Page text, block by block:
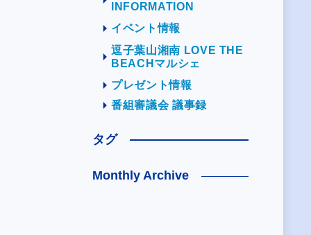
INFORMATION
イベント情報
逗子葉山湘南 LOVE THE
BEACHマルシェ
プレゼント情報
番組審議会 議事録
タグ
Monthly Archive